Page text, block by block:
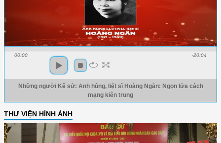
00:00 -20:04
Những người Kể sử: Anh hùng, liệt sĩ Hoàng Ngân: Ngọn lửa cách
mạng kiên trung
THƯ VIỆN HÌNH ẢNH